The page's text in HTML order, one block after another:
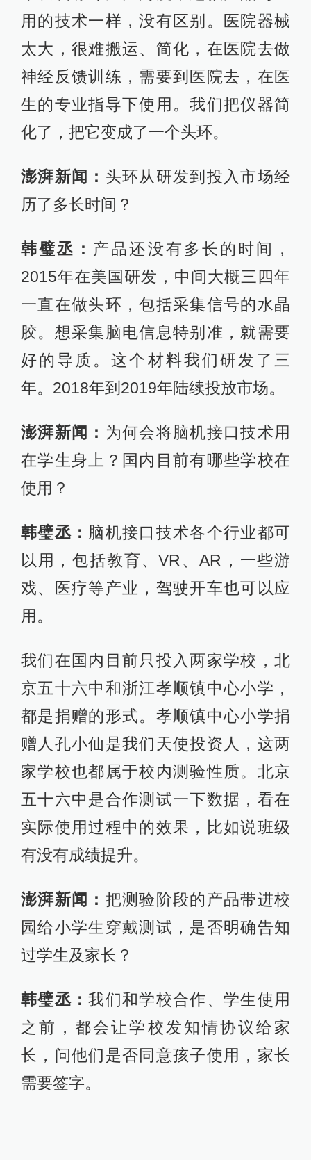
韩璧丞：产品还没有多长的时间，
2015年在美国研发，中间大概三四年
一直在做头环，包括采集信号的水晶
胶。想采集脑电信息特别准，就需要
好的导质。这个材料我们研发了三
澎湃新闻：为何会将脑机接口技术用
使用？
韩璧丞：脑机接口技术各个行业都可
以用，包括教育、VR、AR，一些游
戏、医疗等产业，驾驶开车也可以应
用。
我们在国内目前只投入两家学校，北
京五十六中和浙江孝顺镇中心小学，
都是捐赠的形式。孝顺镇中心小学捐
家学校也都属于校内测验性质。北京
五十六中是合作测试一下数据，看在
实际使用过程中的效果，比如说班级
有没有成绩提升。
澎湃新闻： 把测验阶段的产品带进校
园给小学生穿戴测试，是否明确告知
过学生及家长？
韩璧丞： 我们和学校合作、学生使用
之前，都会让学校发知情协议给家
长，问他们是否同意孩子使用，家长
需要签字。